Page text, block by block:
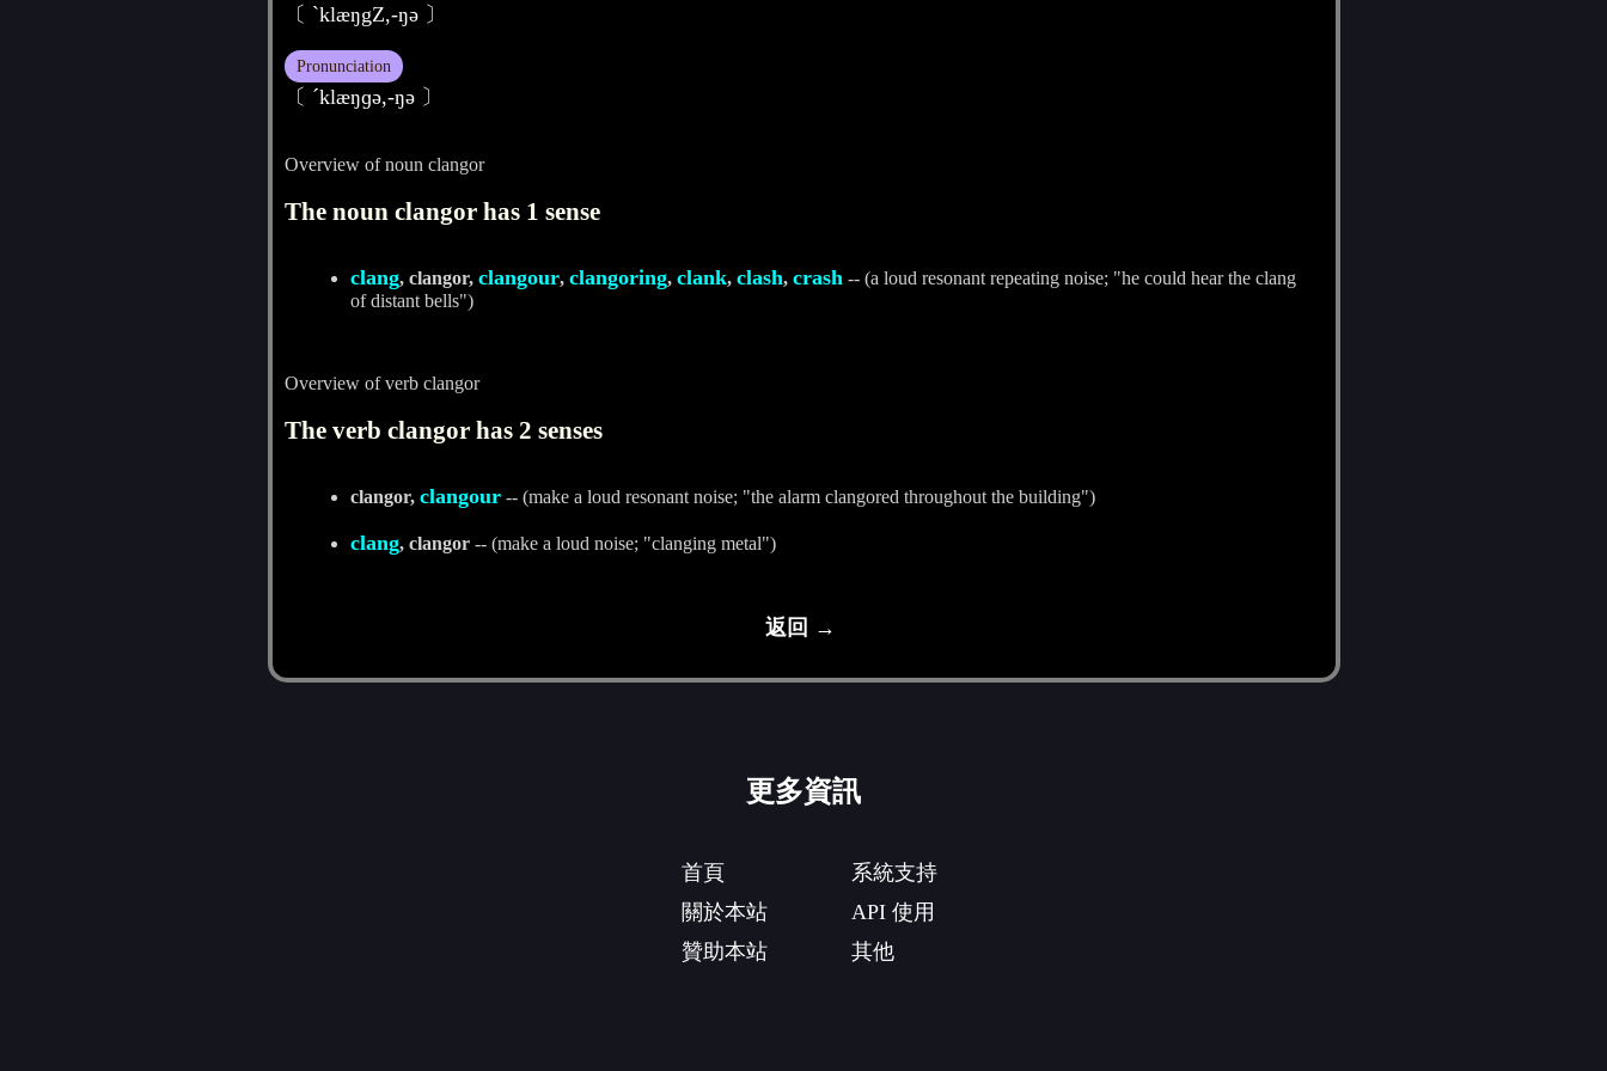
〔 ˋklæŋgZ,-ŋә 〕
Pronunciation
〔 ˊklæŋɡә,-ŋә 〕
Overview of noun clangor
The noun clangor has 1 sense
clang, clangor, clangour, clangoring, clank, clash, crash -- (a loud resonant repeating noise; "he could hear the clang
of distant bells")
Overview of verb clangor
The verb clangor has 2 senses
clangor, clangour-- (make a loud resonant noise; "the alarm clangored throughout the building")
clang, clangor-- (make a loud noise; "clanging metal")
返回 →
更多資訊
首頁
關於本站
贊助本站
系統支持
API 使用
其他